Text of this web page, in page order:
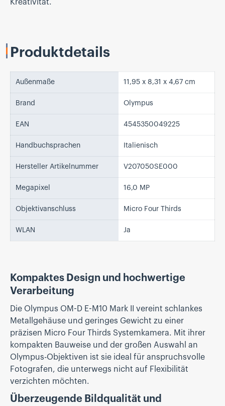
Kreativität.
Produktdetails
Außenmaße 11,95 x 8,31 x 4,67 cm
Brand Olympus
EAN 4545350049225
Handbuchsprachen Italienisch
Hersteller Artikelnummer V207050SE000
Megapixel 16,0 MP
Objektivanschluss Micro Four Thirds
WLAN Ja
Kompaktes Design und hochwertige
Verarbeitung
Die Olympus OM-D E-M10 Mark II vereint schlankes
Metallgehäuse und geringes Gewicht zu einer
präzisen Micro Four Thirds Systemkamera. Mit ihrer
kompakten Bauweise und der großen Auswahl an
Olympus-Objektiven ist sie ideal für anspruchsvolle
Fotografen, die unterwegs nicht auf Flexibilität
verzichten möchten.
Überzeugende Bildqualität und